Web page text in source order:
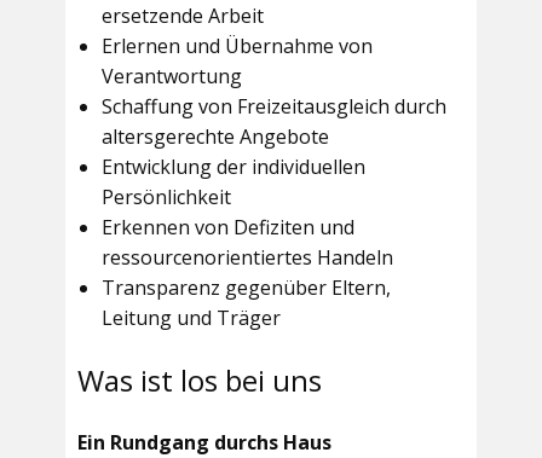
ersetzende Arbeit
Erlernen und Übernahme von
Verantwortung
Schaffung von Freizeitausgleich durch
altersgerechte Angebote
Entwicklung der individuellen
Persönlichkeit
Erkennen von Defiziten und
ressourcenorientiertes Handeln
Transparenz gegenüber Eltern,
Leitung und Träger
Was ist los bei uns
Ein Rundgang durchs Haus